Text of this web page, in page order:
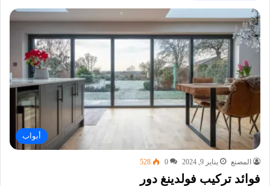
أبواب
المصنع يناير 9, 2024 0
528
فوائد تركيب فولدينغ دور